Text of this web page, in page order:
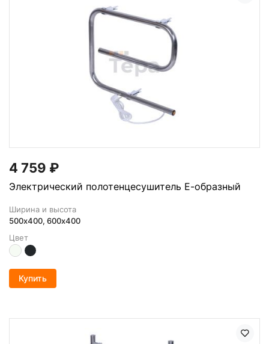
4 759 ₽
Электрический полотенцесушитель Е-образный
Ширина и высота
500х400, 600x400
Цвет
Купить